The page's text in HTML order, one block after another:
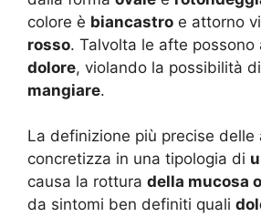
colore è biancastro e attorno
rosso. Talvolta le afte possono
dolore, violando la possibilità di
mangiare.
La definizione più precise delle
concretizza in una tipologia di
causa la rottura della mucosa
da sintomi ben definiti quali